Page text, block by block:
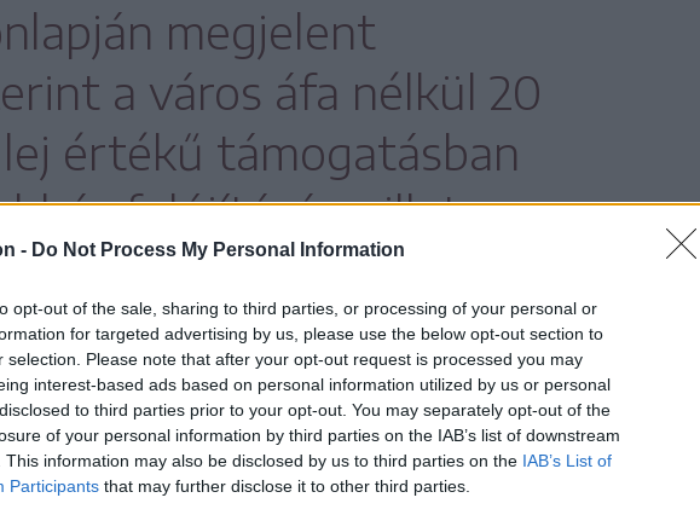
- Do Not Process My Personal Information
opt-out of the sale, sharing to third parties, or processing of your personal or
for targeted advertising by us, please use the below opt-out section to
selection. Please note that after your opt-out request is processed you may
interest-based ads based on personal information utilized by us or personal
to third parties prior to your opt-out. You may separately opt-out of the
of your personal information by third parties on the IAB’s list of downstream
This information may also be disclosed by us to third parties on the IAB’s List of
Participants that may further disclose it to other third parties.
megjelent
a város áfa nélkül 20
lej értékű támogatásban
felújítására, illetve
még 3 elektromos
is.
Kossuth Lajos utca 17-es, 19-es, 21-es
egy összefüggő tömbházsor – ez a